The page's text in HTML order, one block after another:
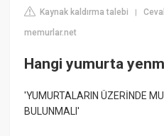
Kaynak kaldırma talebi |
memurlar.net
Hangi yumurta
'YUMURTALARIN ÜZERİNDE
BULUNMALI'